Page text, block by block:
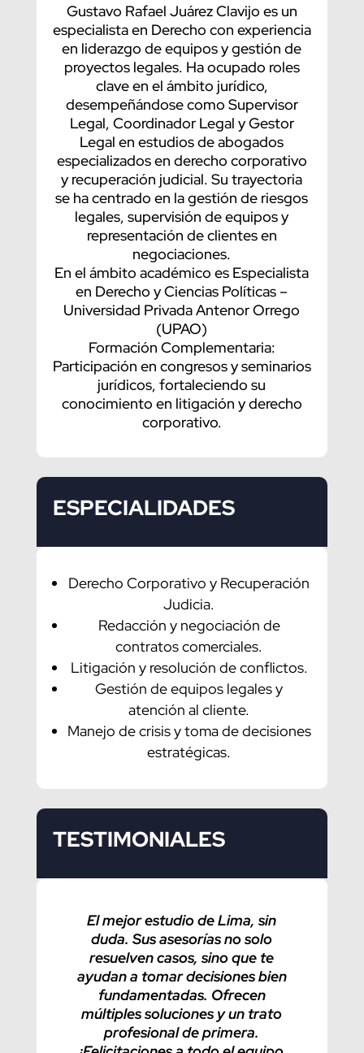
Gustavo Rafael Juárez Clavijo es un
especialista en Derecho con experiencia
en liderazgo de equipos y gestión de
proyectos legales. Ha ocupado roles
clave en el ámbito jurídico,
desempeñándose como Supervisor
Legal, Coordinador Legal y Gestor
Legal en estudios de abogados
especializados en derecho corporativo
y recuperación judicial. Su trayectoria
se ha centrado en la gestión de riesgos
legales, supervisión de equipos y
representación de clientes en
negociaciones.
En el ámbito académico es Especialista
en Derecho y Ciencias Políticas –
Universidad Privada Antenor Orrego
(UPAO)
Formación Complementaria:
Participación en congresos y seminarios
jurídicos, fortaleciendo su
conocimiento en litigación y derecho
corporativo.
ESPECIALIDADES
Derecho Corporativo y Recuperación
Judicia.
Redacción y negociación de
contratos comerciales.
Litigación y resolución de conflictos.
Gestión de equipos legales y
atención al cliente.
Manejo de crisis y toma de decisiones
estratégicas.
TESTIMONIALES
El mejor estudio de Lima, sin
duda. Sus asesorías no solo
resuelven casos, sino que te
ayudan a tomar decisiones bien
fundamentadas. Ofrecen
múltiples soluciones y un trato
profesional de primera.